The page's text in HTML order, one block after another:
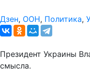
Дзен, ООН, Политика,
Президент Украины
смысла.